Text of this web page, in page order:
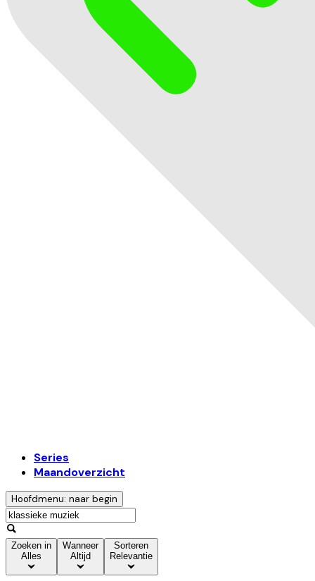
Series
Maandoverzicht
Hoofdmenu: naar begin
Zoeken in
Alles
Wanneer
Altijd
Sorteren
Relevantie